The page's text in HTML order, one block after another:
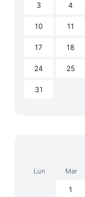
3 4
10 11
17 18
24 25
31
Lun Mar
1